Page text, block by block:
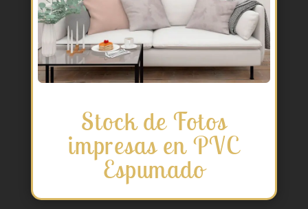
Stock de Fotos
impresas en PVC
Espumado